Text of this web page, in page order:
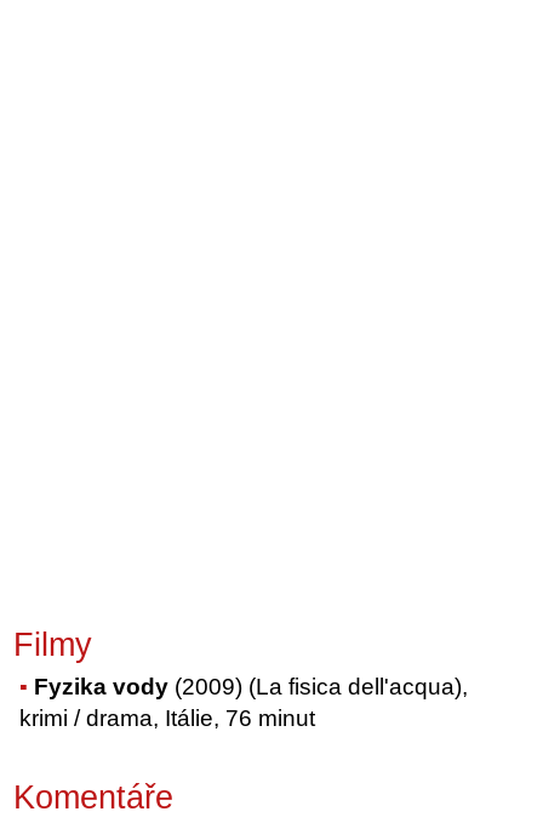
Filmy
Fyzika vody (2009) (La fisica dell'acqua),
krimi / drama, Itálie, 76 minut
Komentáře